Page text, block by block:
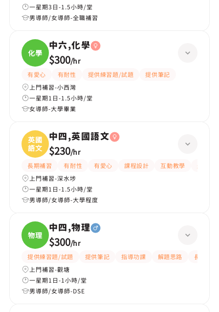
一星期3日-1.5小時/堂
男導師/女導師-全職補習
化學
中六,化學
$300/hr
有愛心 有耐性 提供練習題/試題
提供筆記
上門補習-小西灣
一星期1日-1.5小時/堂
女導師-大學畢業
英國
語文
中四,英國語文
$230/hr
長期補習 有耐性 有愛心 課程設計 互動教學
題目講
上門補習-深水埗
一星期1日-1.5小時/堂
男導師/女導師-大學程度
物理
中四,物理
$300/hr
提供練習題/試題 提供筆記 指導功課 解題思路
長期補習
上門補習-觀塘
一星期1日-1小時/堂
男導師/女導師-DSE